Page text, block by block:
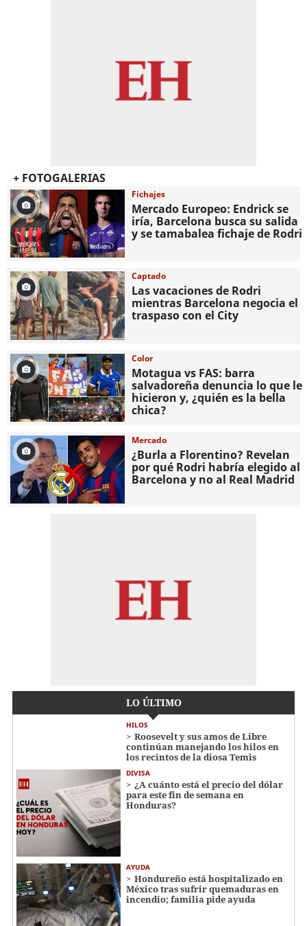
+ FOTOGALERIAS
Fichajes
Mercado Europeo: Endrick se
iría, Barcelona busca su salida
y se tamabalea fichaje de Rodri
Captado
Las vacaciones de Rodri
mientras Barcelona negocia el
traspaso con el City
Color
Motagua vs FAS: barra
salvadoreña denuncia lo que le
hicieron y, ¿quién es la bella
chica?
Mercado
¿Burla a Florentino? Revelan
por qué Rodri habría elegido al
Barcelona y no al Real Madrid
LO ÚLTIMO
HILOS
Roosevelt y sus amos de Libre
continúan manejando los hilos en
los recintos de la diosa Temis
DIVISA
¿A cuánto está el precio del dólar
para este fin de semana en
Honduras?
AYUDA
Hondureño está hospitalizado en
México tras sufrir quemaduras en
incendio; familia pide ayuda